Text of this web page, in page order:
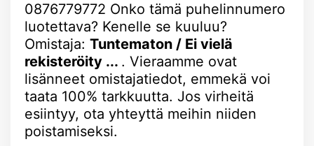
0876779772 Onko tämä puhelinnumero
luotettava? Kenelle se kuuluu?
Omistaja: Tuntematon / Ei vielä
rekisteröity ... . Vieraamme ovat
lisänneet omistajatiedot, emmekä voi
taata 100% tarkkuutta. Jos virheitä
esiintyy, ota yhteyttä meihin niiden
poistamiseksi.